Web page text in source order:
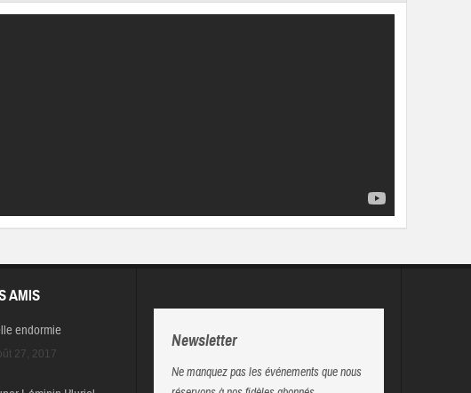
AMIS
endormie
27, 2017
Newsletter
Ne manquez pas les événements que nous